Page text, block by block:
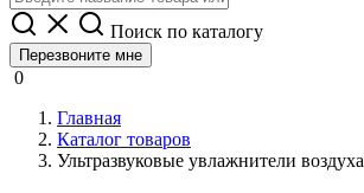
Поиск по каталогу
Перезвоните мне
0
Главная
Каталог товаров
Ультразвуковые увлажнители воздуха